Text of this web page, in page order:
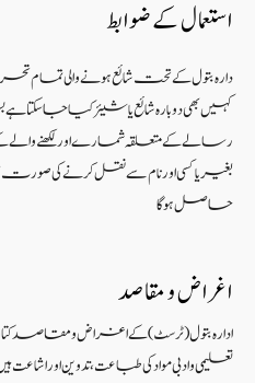
استعمال کے ضوابط
دارہ بتول کے تحت شائع ہونے والی تمام
کہیں بھی دوبارہ شائع یا شیئر کیا جا
رسالے کے متعلقہ شمارے اور لکھنے والے کے
بغیر یا کسی اور نام سے نقل کرنے کی صورت
حاصل ہو گا
اغراض و مقاصد
ادارہ بتول (ٹرسٹ) کے اغراض و مقاصد
تعلیمی و ادبی مواد کی طباعت، تدوین